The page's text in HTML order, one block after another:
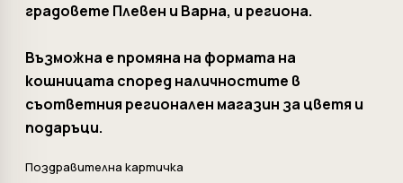
градовете Плевен и Варна, и региона.
Възможна е промяна на формата на
кошницата според наличностите в
съответния регионален магазин за цветя и
подаръци.
Поздравителна картичка